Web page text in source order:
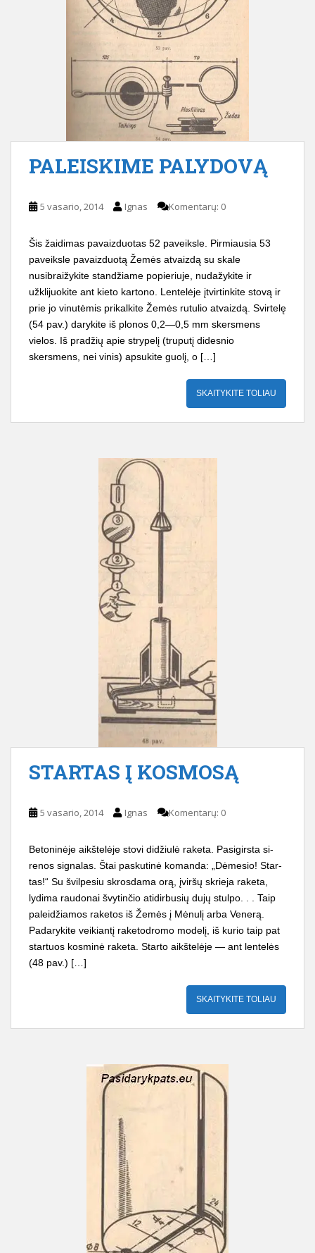
PALEISKIME PALYDOVĄ
5 vasario, 2014 Ignas Komentarų: 0
Šis žaidimas pavaizduotas 52 paveiksle. Pirmiausia 53
paveiks­le pavaizduotą Žemės atvaizdą su skale
nusibraižykite standžiame popieriuje, nudažykite ir
užklijuokite ant kieto kartono. Lentelėje įtvirtinkite stovą ir
prie jo vinutėmis prikalkite Že­mės rutulio atvaizdą. Svirtelę
(54 pav.) darykite iš plonos 0,2—0,5 mm skersmens
vielos. Iš pradžių apie strypelį (truputį didesnio
skersmens, nei vinis) apsukite guolį, o […]
SKAITYKITE TOLIAU
STARTAS Į KOSMOSĄ
5 vasario, 2014 Ignas Komentarų: 0
Betoninėje aikštelėje stovi didžiulė raketa. Pasigirsta si­
renos signalas. Štai paskuti­nė komanda: „Dėmesio! Star­
tas!“ Su švilpesiu skrosdama orą, įviršų skrieja rake­ta,
lydima raudonai švytinčio atidirbusių dujų stulpo. . . Taip
paleidžiamos raketos iš Žemės į Mėnulį arba Ve­nerą.
Padarykite veikiantį raketodromo modelį, iš kurio taip pat
startuos kosminė ra­keta. Starto aikštelėje — ant lentelės
(48 pav.) […]
SKAITYKITE TOLIAU